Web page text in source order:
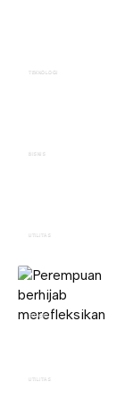
TEKNOLOGI
BISNIS
UTILITAS
INSIGHT
UTILITAS